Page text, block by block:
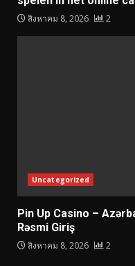
สิงหาคม 8, 2026 2
Uncategorized
Pin Up Casino –
Rəsmi Giriş
สิงหาคม 8, 2026 2